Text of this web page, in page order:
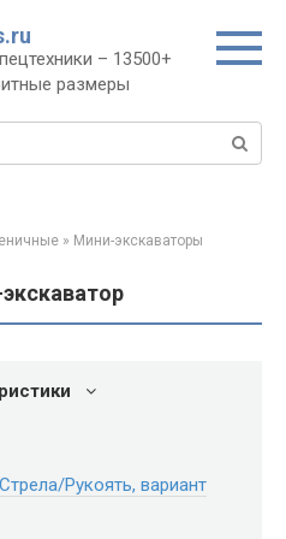
– 13500+
размеры
» Мини-экскаваторы
Рукоять, вариант